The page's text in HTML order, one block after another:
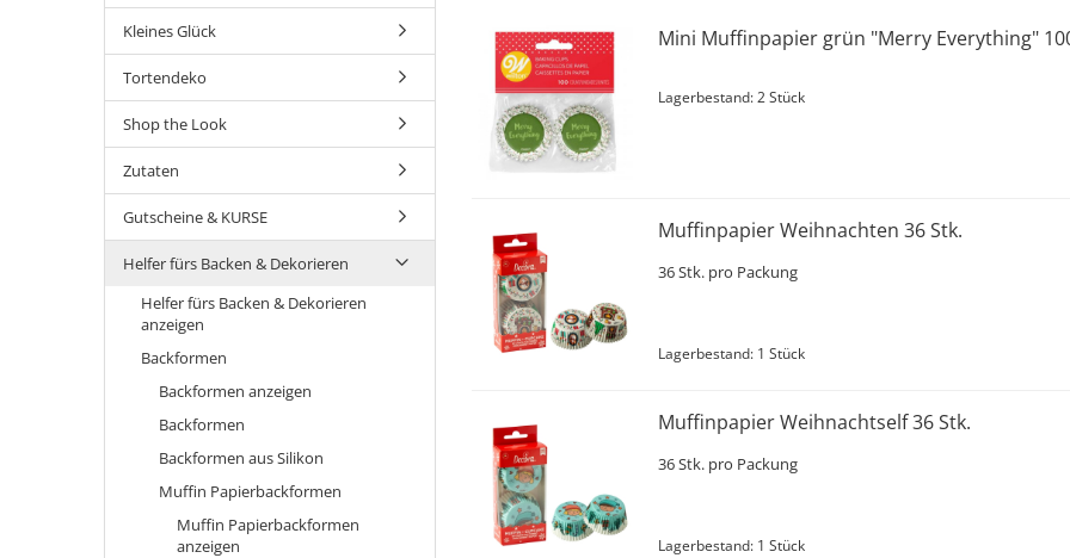
Mini Muffinpapier grün "Merry Everything"
Lagerbestand: 2 Stück
Muffinpapier Weihnachten 36 Stk.
36 Stk. pro Packung
Lagerbestand: 1 Stück
Muffinpapier Weihnachtself 36 Stk.
36 Stk. pro Packung
Lagerbestand: 1 Stück
Kleines Glück
Tortendeko
Shop the Look
Zutaten
Gutscheine & KURSE
Helfer fürs Backen & Dekorieren
Helfer fürs Backen & Dekorieren
anzeigen
Backformen
Backformen anzeigen
Backformen
Backformen aus Silikon
Muffin Papierbackformen
Muffin Papierbackformen
anzeigen